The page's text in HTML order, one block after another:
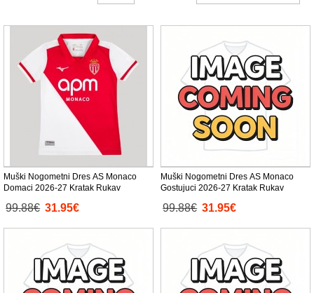
Muški Nogometni Dres AS Monaco
Domaci 2026-27 Kratak Rukav
99.88€ 31.95€
Muški Nogometni Dres AS Monaco
Gostujuci 2026-27 Kratak Rukav
99.88€ 31.95€